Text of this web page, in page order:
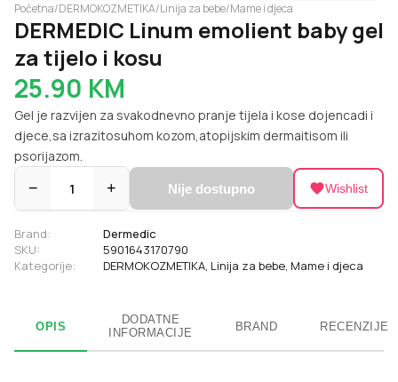
Početna/DERMOKOZMETIKA/Linija za bebe/Mame i djeca
DERMEDIC Linum emolient baby gel
za tijelo i kosu
25.90 KM
Gel je razvijen za svakodnevno pranje tijela i kose dojencadi i
djece,sa izrazitosuhom kozom,atopijskim dermaitisom ili
psorijazom.
− 1 + Nije dostupno Wishlist
Brand:
Dermedic
SKU:
5901643170790
Kategorije:
DERMOKOZMETIKA, Linija za bebe, Mame i djeca
OPIS
DODATNE
INFORMACIJE
BRAND RECENZIJE